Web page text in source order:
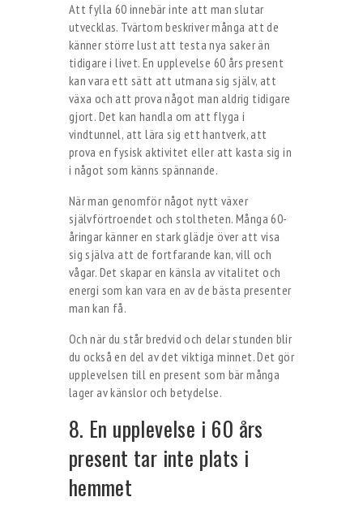
Att fylla 60 innebär inte att man slutar
utvecklas. Tvärtom beskriver många att de
känner större lust att testa nya saker än
tidigare i livet. En upplevelse 60 års present
kan vara ett sätt att utmana sig själv, att
växa och att prova något man aldrig tidigare
gjort. Det kan handla om att flyga i
vindtunnel, att lära sig ett hantverk, att
prova en fysisk aktivitet eller att kasta sig in
i något som känns spännande.
När man genomför något nytt växer
självförtroendet och stoltheten. Många 60-
åringar känner en stark glädje över att visa
sig själva att de fortfarande kan, vill och
vågar. Det skapar en känsla av vitalitet och
energi som kan vara en av de bästa presenter
man kan få.
Och när du står bredvid och delar stunden blir
du också en del av det viktiga minnet. Det gör
upplevelsen till en present som bär många
lager av känslor och betydelse.
8. En upplevelse i 60 års
present tar inte plats i
hemmet